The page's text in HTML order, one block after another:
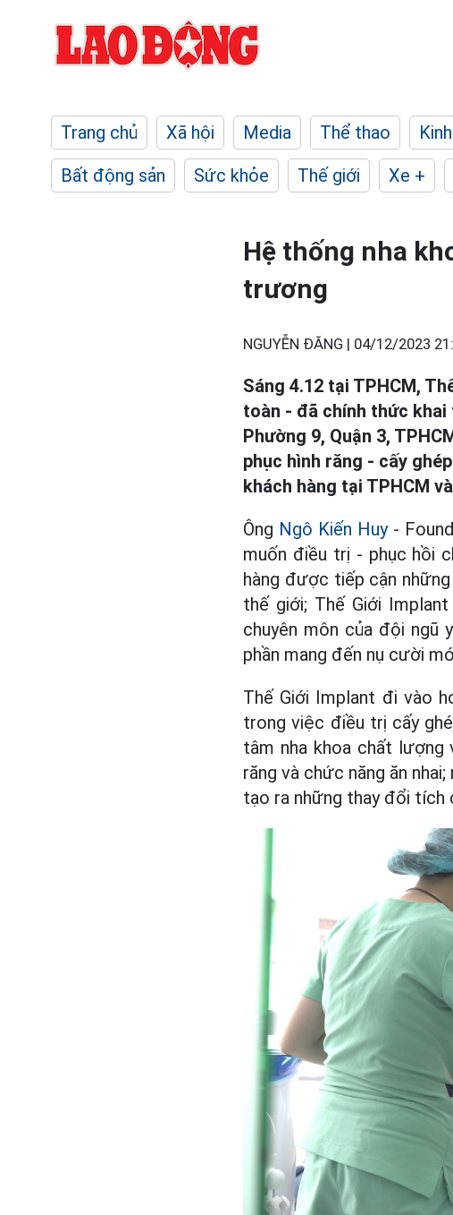
Trang chủ Xã hội Media Thể thao
Bất động sản
Sức khỏe Thế giới Xe +
Hệ thống nha
trương
NGUYỄN ĐĂNG | 04/12/2023
Sáng 4.12 tại TPHCM,
toàn - đã chính thức
Phường 9, Quận 3,
phục hình răng - cấy
khách hàng tại TPHCM
Ông Ngô Kiến Huy-
muốn điều trị - phục hồi
hàng được tiếp cận
thế giới; Thế Giới
chuyên môn của đội ngũ
phần mang đến nụ cười
Thế Giới Implant đi vào
trong việc điều trị cấy
tâm nha khoa chất
răng và chức năng ăn
tạo ra những thay đổi tích